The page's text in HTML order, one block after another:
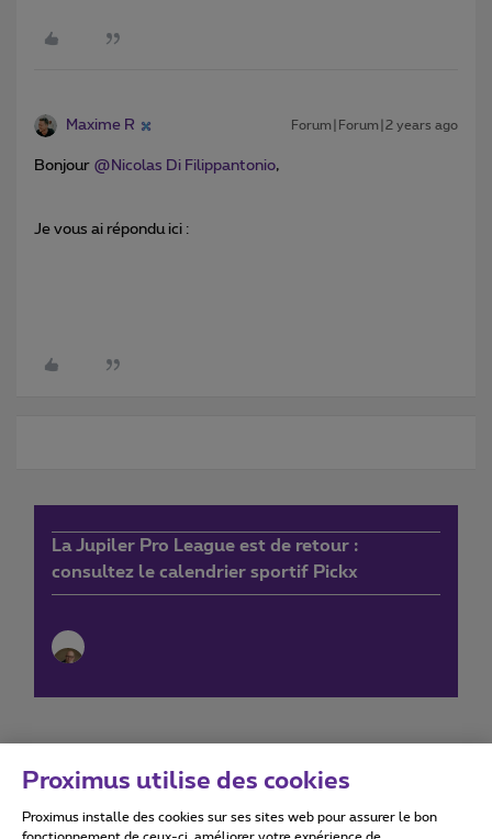
Maxime R Forum|Forum|2 years ago
Bonjour @Nicolas Di Filippantonio,
Je vous ai répondu ici :
La Jupiler Pro League est de retour :
consultez le calendrier sportif Pickx
Conditions d'utilisation Accessibility statement
Proximus utilise des cookies
Proximus installe des cookies sur ses sites web pour assurer le bon